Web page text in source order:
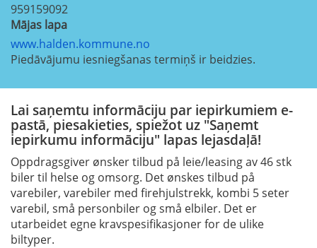
959159092
Mājas lapa
www.halden.kommune.no
Piedāvājumu iesniegšanas termiņš ir beidzies.
Lai saņemtu informāciju par iepirkumiem e-
pastā, piesakieties, spiežot uz "Saņemt
iepirkumu informāciju" lapas lejasdaļā!
Oppdragsgiver ønsker tilbud på leie/leasing av 46 stk
biler til helse og omsorg. Det ønskes tilbud på
varebiler, varebiler med firehjulstrekk, kombi 5 seter
varebil, små personbiler og små elbiler. Det er
utarbeidet egne kravspesifikasjoner for de ulike
biltyper.